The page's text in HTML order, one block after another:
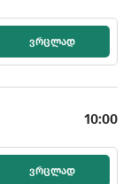
ᲕᲠᲪᲚᲐᲓ
10:00
ᲕᲠᲪᲚᲐᲓ